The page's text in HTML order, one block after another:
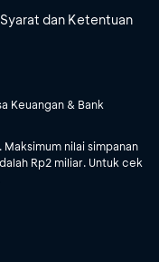
Syarat dan Ketentuan
Keuangan & Bank
nilai simpanan
Rp2 miliar. Untuk cek